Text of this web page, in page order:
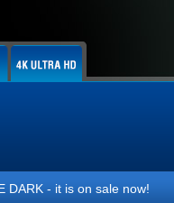
- it is on sale now!